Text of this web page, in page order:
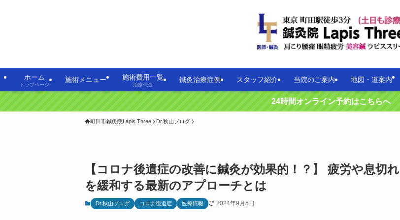
ホーム
トップページ
施術メニュー 施術費用一覧
治療代金
鍼灸治療症例 スタッフ紹介 当院のご案内 地図・道案内
24時間オンライン予約はこちらへ
町田市鍼灸院Lapis Three Dr.秋山ブログ
【コロナ後遺症の改善に鍼灸が効果的！？】 疲労や息切れ
を緩和する最新のアプローチとは
Dr.秋山ブログ コロナ後遺症 医療情報 2024年9月5日